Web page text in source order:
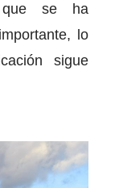
se ha
lo
sigue